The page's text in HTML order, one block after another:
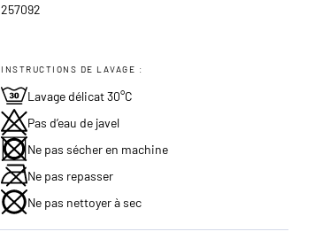
257092
INSTRUCTIONS DE LAVAGE :
Lavage délicat 30°C
Pas d’eau de javel
Ne pas sécher en machine
Ne pas repasser
Ne pas nettoyer à sec